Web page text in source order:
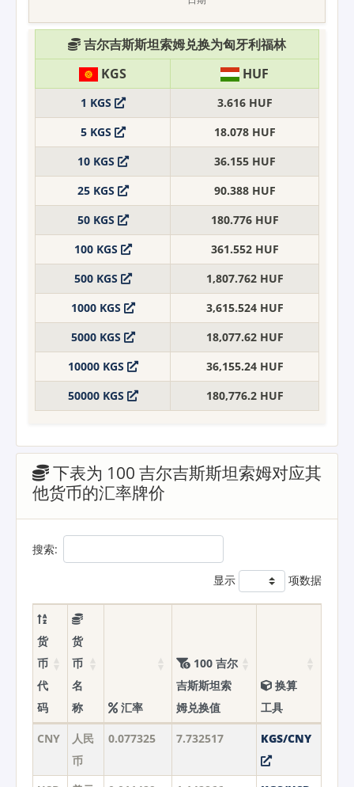
吉尔吉斯斯坦索姆兑换为匈牙利福林
KGS
HUF
1 KGS
3.616 HUF
5 KGS
18.078 HUF
10 KGS
36.155 HUF
25 KGS
90.388 HUF
50 KGS
180.776 HUF
100 KGS
361.552 HUF
500 KGS
1,807.762 HUF
1000 KGS
3,615.524 HUF
5000 KGS
18,077.62 HUF
10000 KGS
36,155.24 HUF
50000 KGS
180,776.2 HUF
下表为 100 吉尔吉斯斯坦索姆对应其
他货币的汇率牌价
搜索:
显示 项数据
货
币
代
码
货
币
名
称
汇率
100 吉尔
吉斯斯坦索
姆兑换值
换算
工具
CNY
人民
币
0.077325 7.732517 KGS/CNY